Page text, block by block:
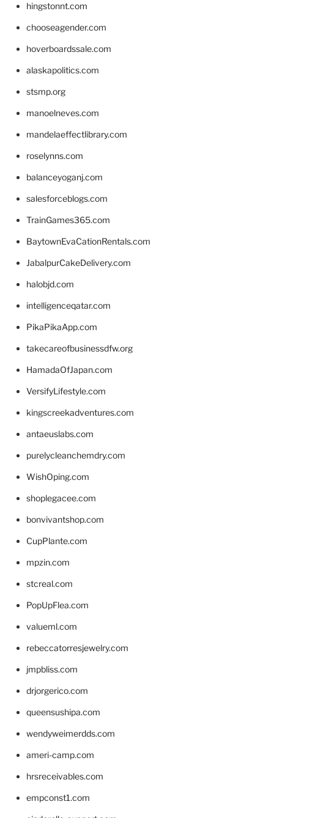
hingstonnt.com
chooseagender.com
hoverboardssale.com
alaskapolitics.com
stsmp.org
manoelneves.com
mandelaeffectlibrary.com
roselynns.com
balanceyoganj.com
salesforceblogs.com
TrainGames365.com
BaytownEvaCationRentals.com
JabalpurCakeDelivery.com
halobjd.com
intelligenceqatar.com
PikaPikaApp.com
takecareofbusinessdfw.org
HamadaOfJapan.com
VersifyLifestyle.com
kingscreekadventures.com
antaeuslabs.com
purelycleanchemdry.com
WishOping.com
shoplegacee.com
bonvivantshop.com
CupPlante.com
mpzin.com
stcreal.com
PopUpFlea.com
valueml.com
rebeccatorresjewelry.com
jmpbliss.com
drjorgerico.com
queensushipa.com
wendyweimerdds.com
ameri-camp.com
hrsreceivables.com
empconst1.com